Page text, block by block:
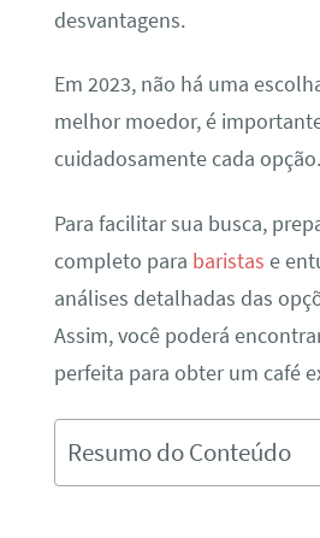
desvantagens.
Em 2023, não há uma
melhor moedor, é
cuidadosamente cada opção.
Para facilitar sua busca,
completo para baristas e
análises detalhadas das
Assim, você poderá
perfeita para obter um café
Resumo do Conteúdo